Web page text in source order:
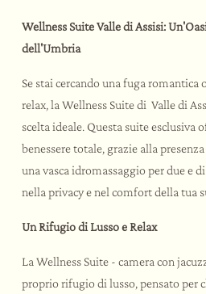
Wellness Suite Valle di Assisi:
dell'Umbria
Se stai cercando una fuga
relax, la Wellness Suite di Valle di
scelta ideale. Questa suite esclusiva
benessere totale, grazie alla
una vasca idromassaggio per due e
nella privacy e nel comfort della tua
Un Rifugio di Lusso e Relax
La Wellness Suite - camera con
proprio rifugio di lusso, pensato per